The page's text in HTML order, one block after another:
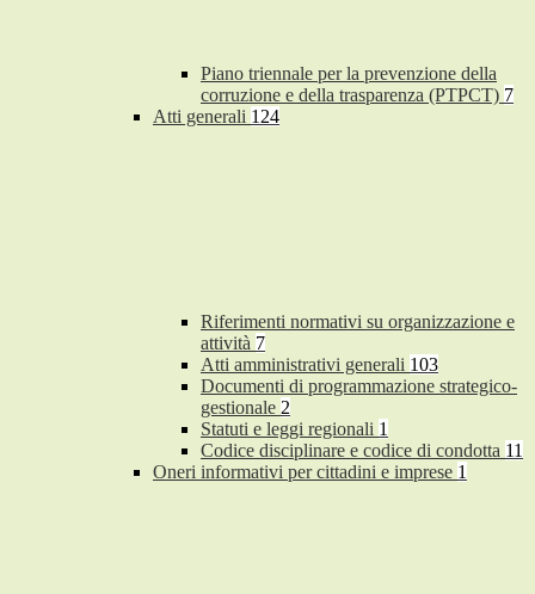
Piano triennale per la prevenzione della
corruzione e della trasparenza (PTPCT) 7
Atti generali 124
Riferimenti normativi su organizzazione e
attività 7
Atti amministrativi generali 103
Documenti di programmazione strategico-
gestionale 2
Statuti e leggi regionali 1
Codice disciplinare e codice di condotta 11
Oneri informativi per cittadini e imprese 1